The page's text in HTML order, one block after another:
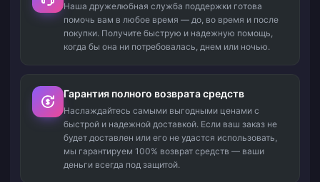
Наша дружелюбная служба поддержки готова
помочь вам в любое время — до, во время и после
покупки. Получите быструю и надежную помощь,
когда бы она ни потребовалась, днем или ночью.
Гарантия полного возврата средств
Наслаждайтесь самыми выгодными ценами с
быстрой и надежной доставкой. Если ваш заказ не
будет доставлен или его не удастся использовать,
мы гарантируем 100% возврат средств — ваши
деньги всегда под защитой.